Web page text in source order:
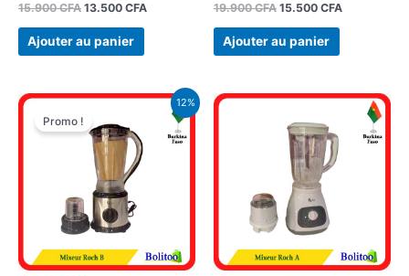
15.900CFA 13.500 CFA
Ajouter au panier
19.900CFA 15.500 CFA
Ajouter au panier
12%
Promo !
Le
initial
était :
15.900 CFA.
Le
actuel
est :